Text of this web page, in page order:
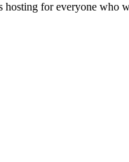
for everyone who